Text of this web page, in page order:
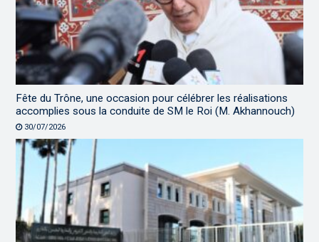
Fête du Trône, une occasion pour célébrer les réalisations
accomplies sous la conduite de SM le Roi (M. Akhannouch)
30/07/2026